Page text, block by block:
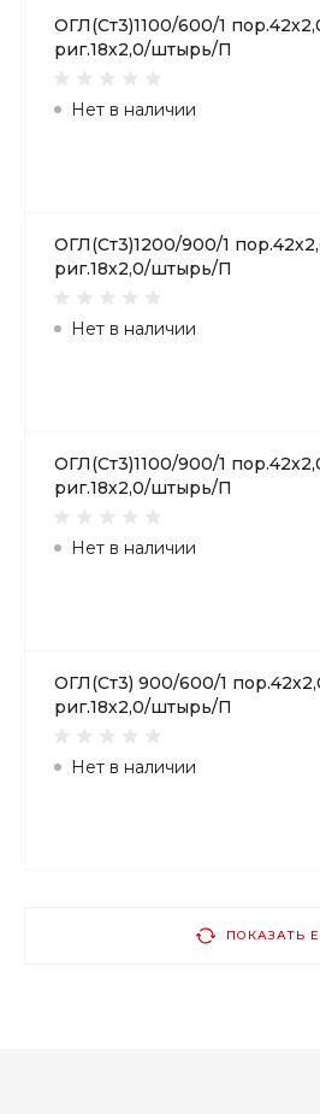
ОГЛ(Ст3)1100/600/1
риг.18х2,0/штырь/П
Нет в наличии
ОГЛ(Ст3)1200/900/1
риг.18х2,0/штырь/П
Нет в наличии
ОГЛ(Ст3)1100/900/1
риг.18х2,0/штырь/П
Нет в наличии
ОГЛ(Ст3) 900/600/1
риг.18х2,0/штырь/П
Нет в наличии
ПОКАЗАТЬ